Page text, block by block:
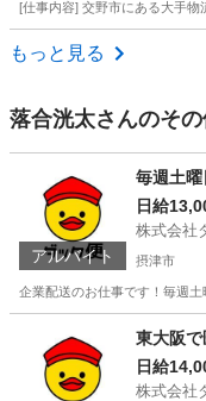
[仕事内容] 交野市にある大手
大阪 交野市
もっと見る
落合洸太さんのそ
アルバイト
毎週土曜
日給
株式会社
摂津市
企業配送のお仕事です！毎週
配送
東大阪
日給
株式会社